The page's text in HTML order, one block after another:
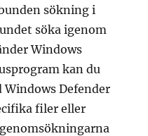
sökning i
söka igenom
Windows
kan du
Windows Defender
filer eller